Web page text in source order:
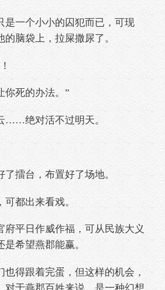
一个小小的囚犯而已，可现
脑袋上，拉屎撒尿了。
死的办法。”
绝对活不过明天。
擂台，布置好了场地。
都出来看戏。
平日作威作福，可从民族大义
希望燕郡能赢。
得跟着完蛋，但这样的机会，